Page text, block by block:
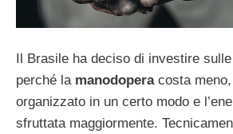
Il Brasile ha deciso di investire
perché la manodoperacosta
organizzato in un certo modo e
sfruttata maggiormente.